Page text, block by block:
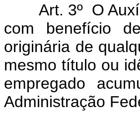
Art. 3º O
com benefício
originária de
mesmo título ou
empregado
Administração